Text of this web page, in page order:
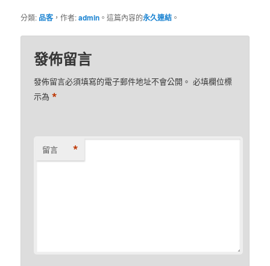
分類: 品客 ，作者:admin 。這篇內容的永久連結 。
發佈留言
發佈留言必須填寫的電子郵件地址不會公開。 必填欄位標
示為*
留言 *